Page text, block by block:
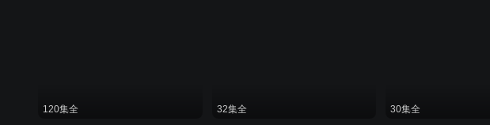
120集全 32集全 30集全